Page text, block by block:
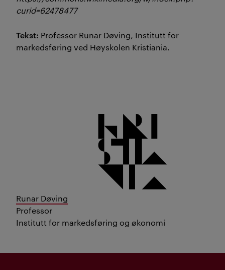
curid=62478477
Tekst: Professor Runar Døving, Institutt for
markedsføring ved Høyskolen Kristiania.
Runar Døving
Professor
Institutt for markedsføring og økonomi